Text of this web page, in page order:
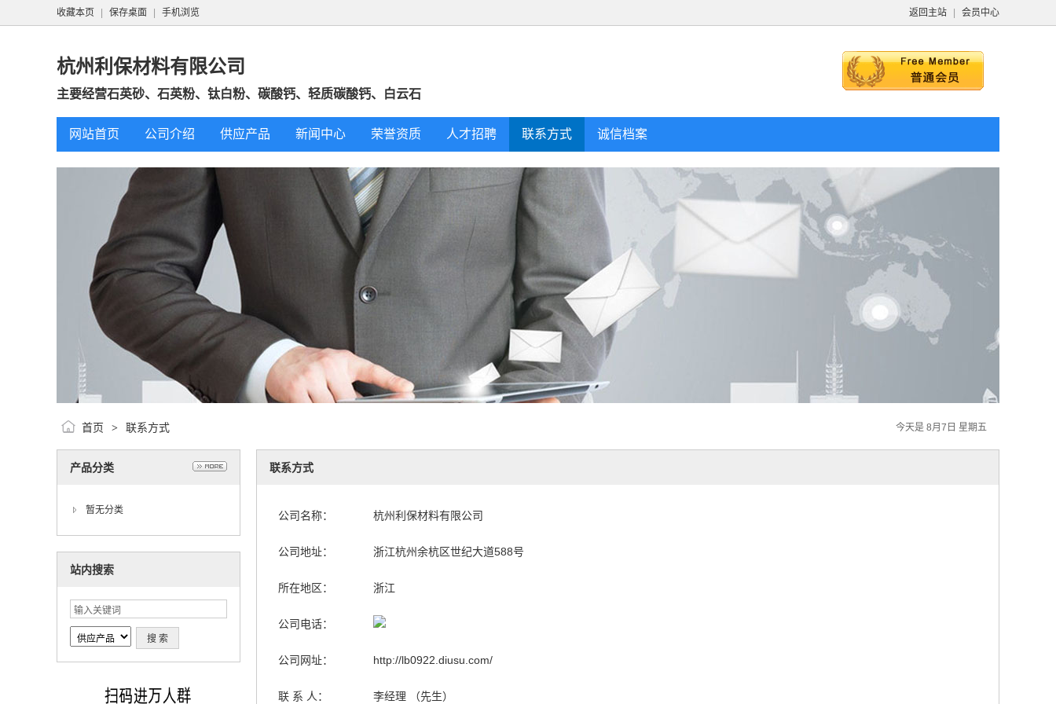
返回主站 会员中心
收藏本页 保存桌面 手机浏览
杭州利保材料有限公司
主要经营石英砂、石英粉、钛白粉、碳酸钙、轻质碳酸钙、白云石
网站首页 公司介绍 供应产品 新闻中心 荣誉资质 人才招聘 联系方式 诚信档案
今天是 8月7日 星期五
首页 > 联系方式
产品分类
暂无分类
站内搜索
联系方式
公司名称： 杭州利保材料有限公司
公司地址： 浙江杭州余杭区世纪大道588号
所在地区： 浙江
公司电话：
公司网址： http://lb0922.diusu.com/
联 系 人： 李经理 （先生）